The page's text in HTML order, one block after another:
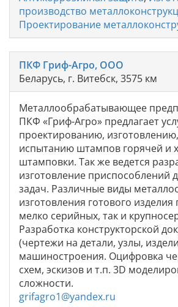
производство
Проектирование
ПКФ Гриф-Агро, ООО
Беларусь, г. Витебск, 3575 км
Металлообрабатывающее
ПКФ «Гриф-Агро» предлагает
проектированию,
испытанию штампов горячей и
штамповки. Так же ведется
изготовление приспособлений
задач. Различные виды
изготовления готового
мелко серийных, так и
Разработка конструкторской
(чертежи на детали, узлы,
машиностроения. Оцифровка
схем, эскизов и т.п. 3D
сложности.
grifagro1@yandex.ru